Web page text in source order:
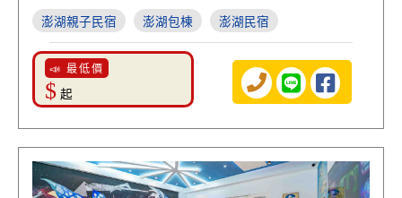
推薦
澎湖親子民宿 澎湖包棟 澎湖民宿
📣 最低價
$ 起